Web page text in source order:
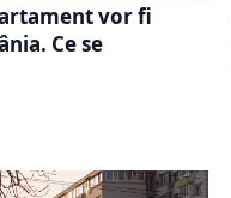
vor fi
Ce se